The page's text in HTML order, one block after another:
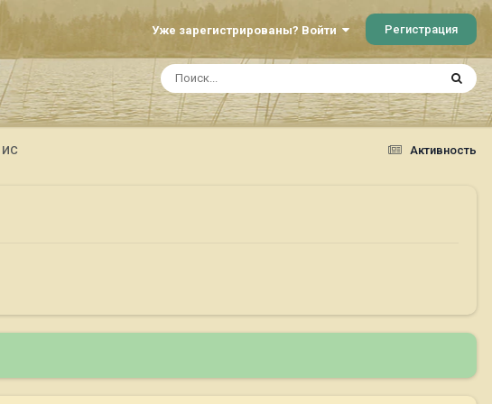
Уже зарегистрированы? Войти Регистрация
Активность
ИС